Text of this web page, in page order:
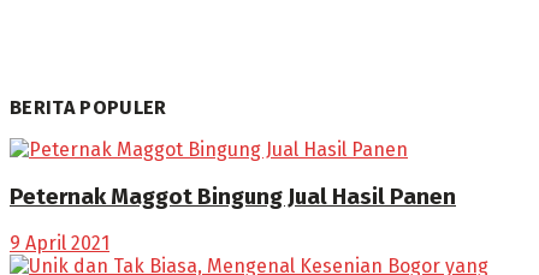
BERITA POPULER
Peternak Maggot Bingung Jual Hasil Panen
9 April 2021